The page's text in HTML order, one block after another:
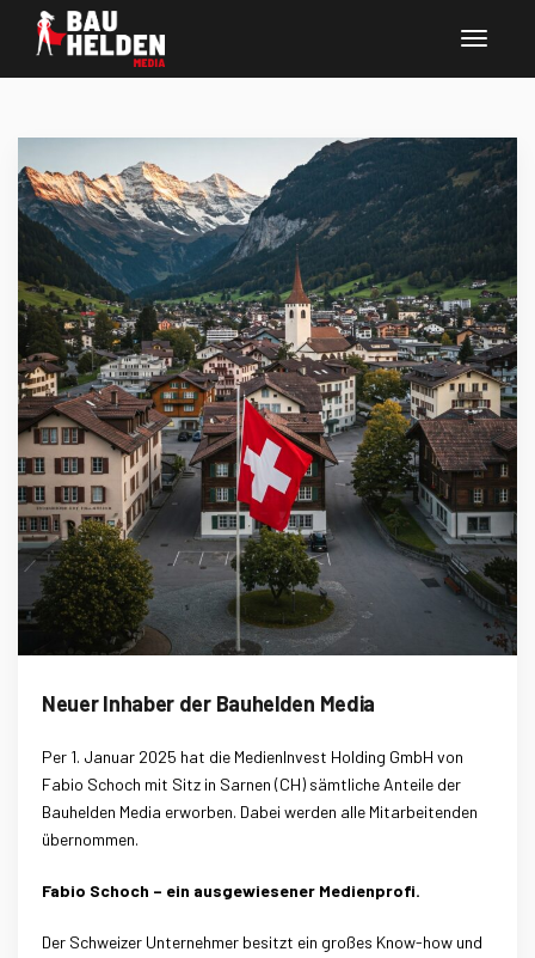
Neuer Inhaber der Bauhelden Media
Per 1. Januar 2025 hat die MedienInvest Holding GmbH von
Fabio Schoch mit Sitz in Sarnen (CH) sämtliche Anteile der
Bauhelden Media erworben. Dabei werden alle Mitarbeitenden
übernommen.
Fabio Schoch – ein ausgewiesener Medienprofi.
Der Schweizer Unternehmer besitzt ein großes Know-how und